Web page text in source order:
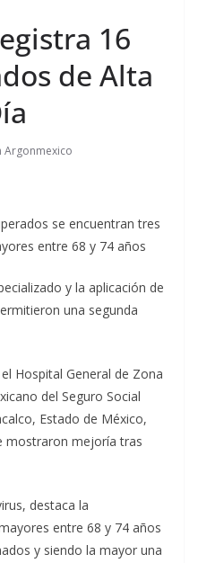
16
de Alta
Argonmexico
se encuentran tres
entre 68 y 74 años
y la aplicación de
una segunda
Hospital General de Zona
del Seguro Social
Estado de México,
mostraron mejoría tras
destaca la
entre 68 y 74 años
y siendo la mayor una